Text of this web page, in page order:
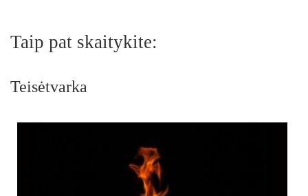
Taip pat skaitykite:
Teisėtvarka